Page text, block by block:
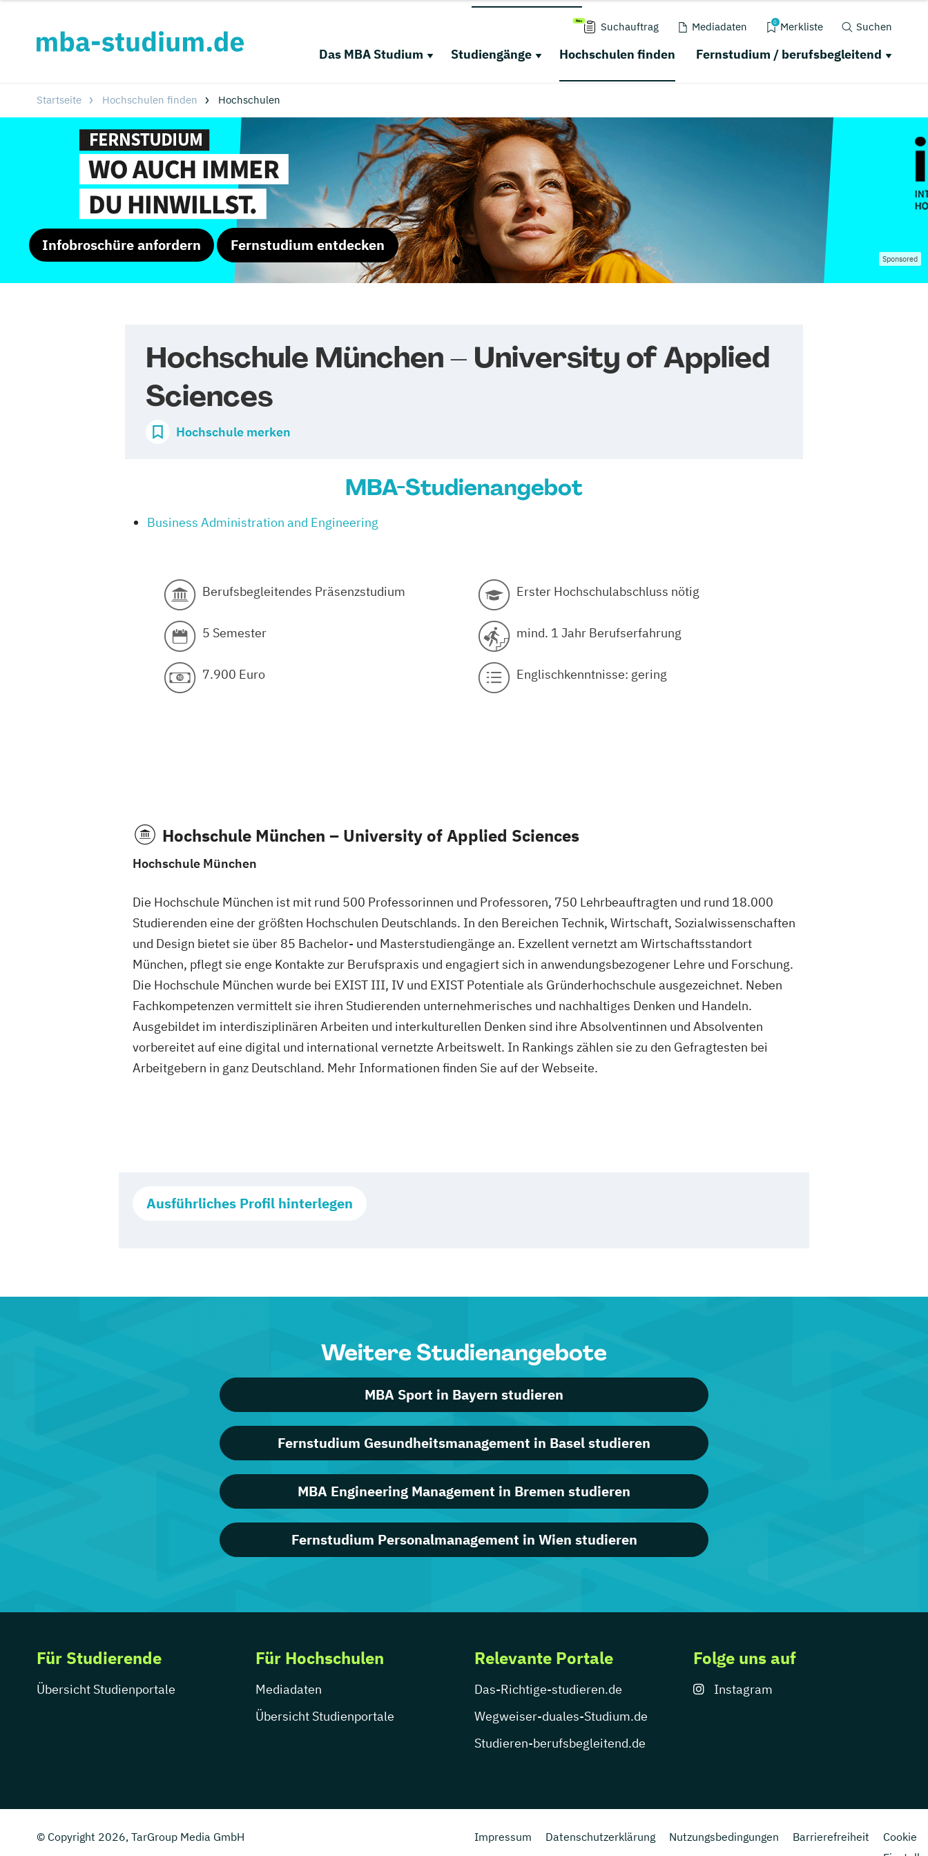
Suchauftrag Mediadaten 0 Merkliste Suchen
Das MBA Studium Studiengänge Hochschulen finden Fernstudium / berufsbegleitend
Startseite Hochschulen finden Hochschulen
Infobroschüre anfordern Fernstudium entdecken
Sponsored
Hochschule München – University of Applied
Sciences
Hochschule merken
MBA-Studienangebot
Business Administration and Engineering
Berufsbegleitendes Präsenzstudium Erster Hochschulabschluss nötig
5 Semester mind. 1 Jahr Berufserfahrung
7.900 Euro Englischkenntnisse: gering
Hochschule München – University of Applied Sciences
Hochschule München
Die Hochschule München ist mit rund 500 Professorinnen und Professoren, 750 Lehrbeauftragten und rund 18.000
Studierenden eine der größten Hochschulen Deutschlands. In den Bereichen Technik, Wirtschaft, Sozialwissenschaften
und Design bietet sie über 85 Bachelor- und Masterstudiengänge an. Exzellent vernetzt am Wirtschaftsstandort
München, pflegt sie enge Kontakte zur Berufspraxis und engagiert sich in anwendungsbezogener Lehre und Forschung.
Die Hochschule München wurde bei EXIST III, IV und EXIST Potentiale als Gründerhochschule ausgezeichnet. Neben
Fachkompetenzen vermittelt sie ihren Studierenden unternehmerisches und nachhaltiges Denken und Handeln.
Ausgebildet im interdisziplinären Arbeiten und interkulturellen Denken sind ihre Absolventinnen und Absolventen
vorbereitet auf eine digital und international vernetzte Arbeitswelt. In Rankings zählen sie zu den Gefragtesten bei
Arbeitgebern in ganz Deutschland. Mehr Informationen finden Sie auf der Webseite.
Ausführliches Profil hinterlegen
Weitere Studienangebote
MBA Sport in Bayern studieren
Fernstudium Gesundheitsmanagement in Basel studieren
MBA Engineering Management in Bremen studieren
Fernstudium Personalmanagement in Wien studieren
Für Studierende
Übersicht Studienportale
Für Hochschulen
Mediadaten
Übersicht Studienportale
Relevante Portale
Das-Richtige-studieren.de
Wegweiser-duales-Studium.de
Studieren-berufsbegleitend.de
Folge uns auf
Instagram
© Copyright 2026, TarGroup Media GmbH Impressum Datenschutzerklärung Nutzungsbedingungen Barrierefreiheit
Cookie